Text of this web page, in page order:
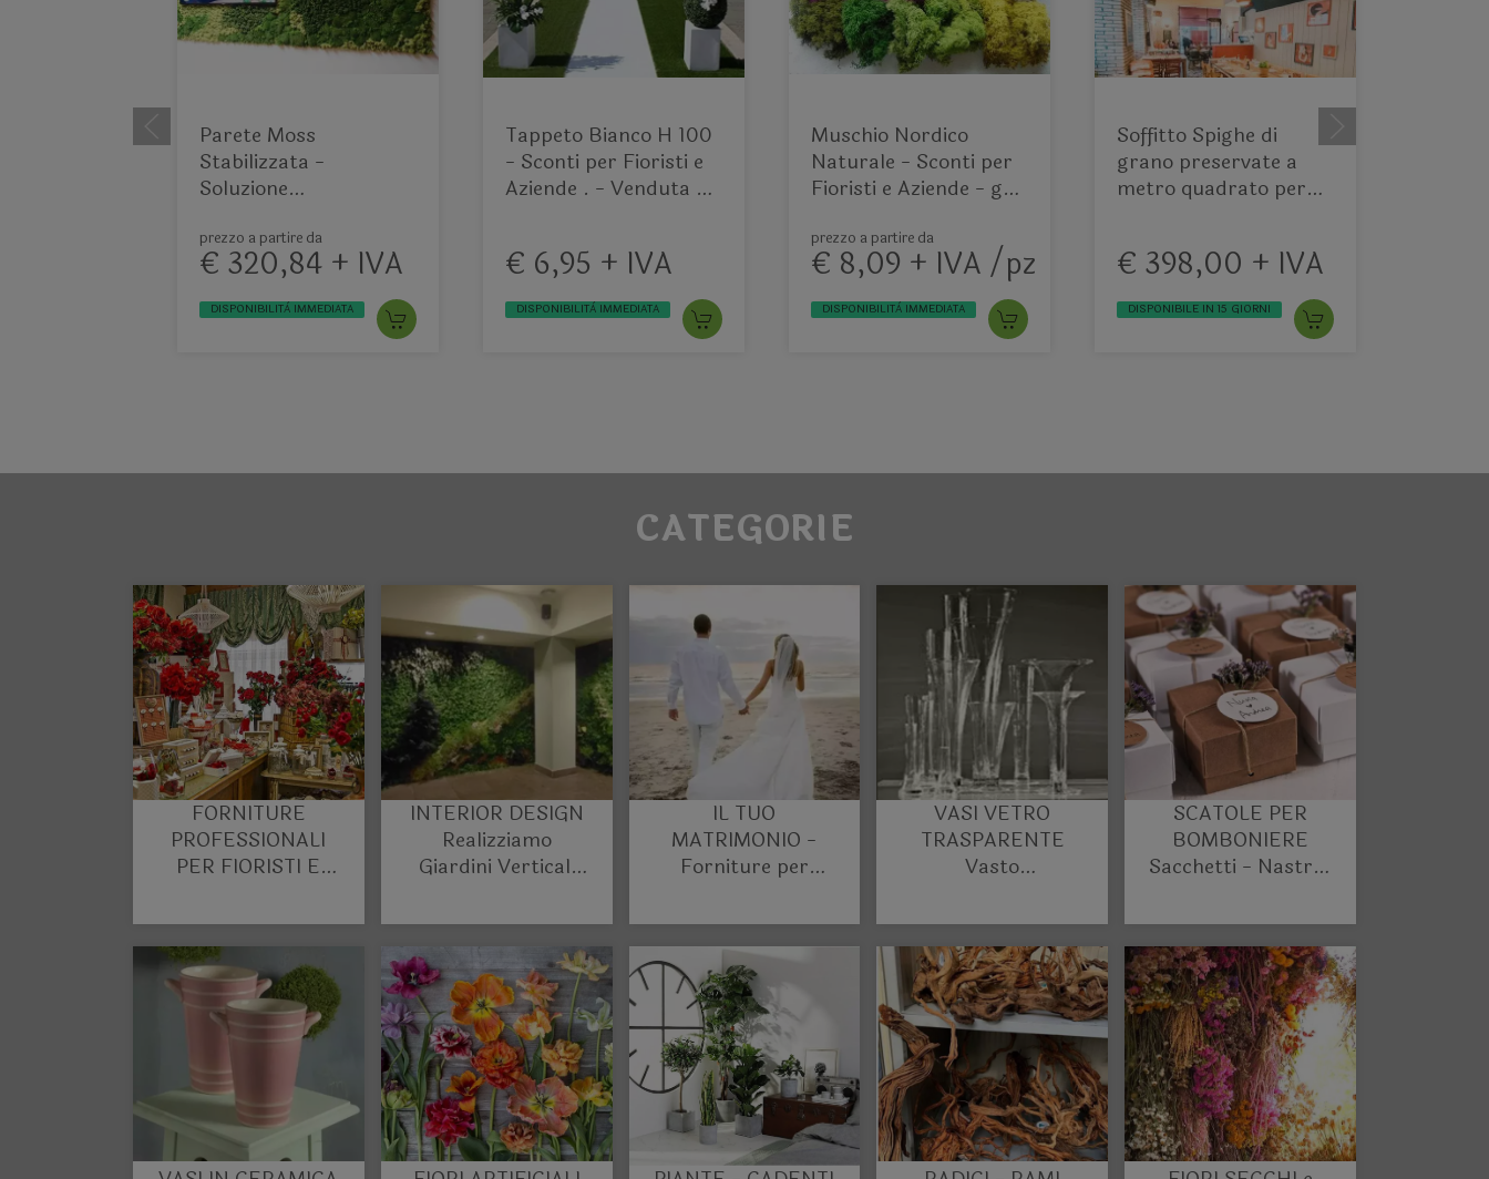
Parete Moss
Stabilizzata -
Soluzione
per eventi e interior
designer
prezzo a partire da
€ 320,84 + IVA
DISPONIBILITÀ IMMEDIATA
Tappeto Bianco H 100
- Sconti per Fioristi e
Aziende . - Venduta a
€ 6,95 + IVA
DISPONIBILITÀ IMMEDIATA
Muschio Nordico
Naturale - Sconti per
Fioristi e Aziende - gr.
prezzo a partire da
€ 8,09 + IVA /pz
DISPONIBILITÀ IMMEDIATA
Soffitto Spighe di
grano preservate a
metro quadrato per
€ 398,00 + IVA
DISPONIBILE IN 15 GIORNI
CATEGORIE
FORNITURE
PROFESSIONALI
PER FIORISTI E
PLANNERS
INTERIOR DESIGN
Realizziamo
Giardini Verticali
arredo d'interni
IL TUO
MATRIMONIO -
Forniture per
Planners
VASI VETRO
TRASPARENTE
Vasto
Fioristi e Events
Planners
SCATOLE PER
BOMBONIERE
Sacchetti - Nastri -
diversi